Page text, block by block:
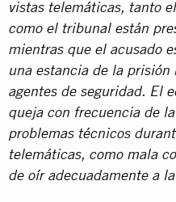
vistas telemáticas, tanto
como el tribunal están
mientras que el acusado
una estancia de la prisión
agentes de seguridad. El
queja con frecuencia de
problemas técnicos
telemáticas, como mala
de oír adecuadamente a